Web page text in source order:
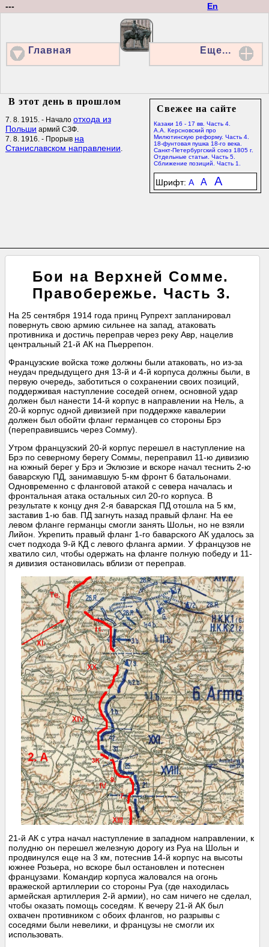
En
---
Главная Еще...
Свежее на сайте
Казаки 16 - 17 вв. Часть 4.
А.А. Керсновский про
Милютинскую реформу. Часть 4.
18-фунтовая пушка 18-го века.
Санкт-Петербургский союз 1805 г.
Отдельные статьи. Часть 5.
Сближение позиций. Часть 1.
Шрифт: A A A
В этот день в прошлом
7. 8. 1915. - Начало отхода из
Польши армий СЗФ.
7. 8. 1916. - Прорыв на
Станиславском направлении.
Бои на Верхней Сомме.
Правобережье. Часть 3.
На 25 сентября 1914 года принц Рупрехт запланировал
повернуть свою армию сильнее на запад, атаковать
противника и достичь переправ через реку Авр, нацелив
центральный 21-й АК на Пьеррепон.
Французские войска тоже должны были атаковать, но из-за
неудач предыдущего дня 13-й и 4-й корпуса должны были, в
первую очередь, заботиться о сохранении своих позиций,
поддерживая наступление соседей огнем, основной удар
должен был нанести 14-й корпус в направлении на Нель, а
20-й корпус одной дивизией при поддержке кавалерии
должен был обойти фланг германцев со стороны Брэ
(переправившись через Сомму).
Утром французский 20-й корпус перешел в наступление на
Брэ по северному берегу Соммы, переправил 11-ю дивизию
на южный берег у Брэ и Эклюзие и вскоре начал теснить 2-ю
баварскую ПД, занимавшую 5-км фронт 6 батальонами.
Одновременно с фланговой атакой с севера началась и
фронтальная атака остальных сил 20-го корпуса. В
результате к концу дня 2-я баварская ПД отошла на 5 км,
заставив 1-ю бав. ПД загнуть назад правый фланг. На ее
левом фланге германцы смогли занять Шольн, но не взяли
Лийон. Укрепить правый фланг 1-го баварского АК удалось за
счет подхода 9-й КД с левого фланга армии. У французов не
хватило сил, чтобы одержать на фланге полную победу и 11-
я дивизия остановилась вблизи от переправ.
21-й АК с утра начал наступление в западном направлении, к
полудню он перешел железную дорогу из Руа на Шольн и
продвинулся еще на 3 км, потеснив 14-й корпус на высоты
южнее Розьера, но вскоре был остановлен и потеснен
французами. Командир корпуса жаловался на огонь
вражеской артиллерии со стороны Руа (где находилась
армейская артиллерия 2-й армии), но сам ничего не сделал,
чтобы оказать помощь соседям. К вечеру 21-й АК был
охвачен противником с обоих флангов, но разрывы с
соседями были невелики, и французы не смогли их
использовать.